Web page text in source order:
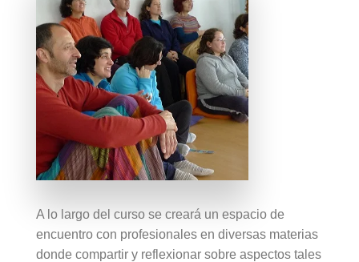
A lo largo del curso se creará un espacio de
encuentro con profesionales en diversas materias
donde compartir y reflexionar sobre aspectos tales